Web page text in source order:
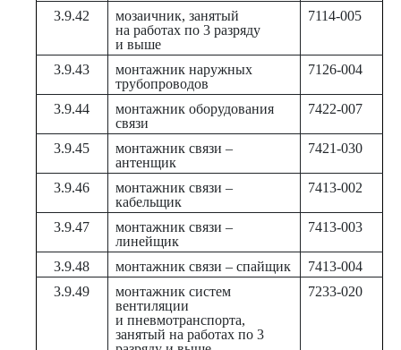
3.9.42
мозаичник, занятый
на работах по 3 разряду
и выше
7114-005
3.9.43
монтажник наружных
трубопроводов
7126-004
3.9.44
монтажник оборудования
связи
7422-007
3.9.45
монтажник связи –
антенщик
7421-030
3.9.46
монтажник связи –
кабельщик
7413-002
3.9.47
монтажник связи –
линейщик
7413-003
3.9.48 монтажник связи – спайщик
7413-004
3.9.49
монтажник систем
вентиляции
и пневмотранспорта,
занятый на работах по 3
7233-020